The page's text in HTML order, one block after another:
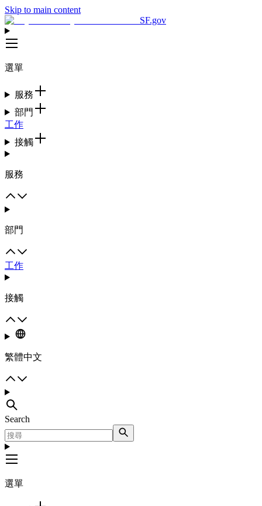
Skip to main content
SF.gov
選單
服務
部門
工作
接觸
服務
部門
工作
接觸
繁體中文
Search
選單